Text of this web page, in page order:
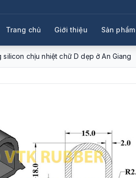
Trang chủ Giới thiệu Sản phẩm
silicon chịu nhiệt chữ D dẹp ở An Giang